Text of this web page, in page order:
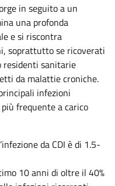
in seguito a un
una profonda
e si riscontra
soprattutto se ricoverati
residenti sanitarie
da malattie croniche.
infezioni
frequente a carico
da CDI è di 1.5-
10 anni di oltre il 40%